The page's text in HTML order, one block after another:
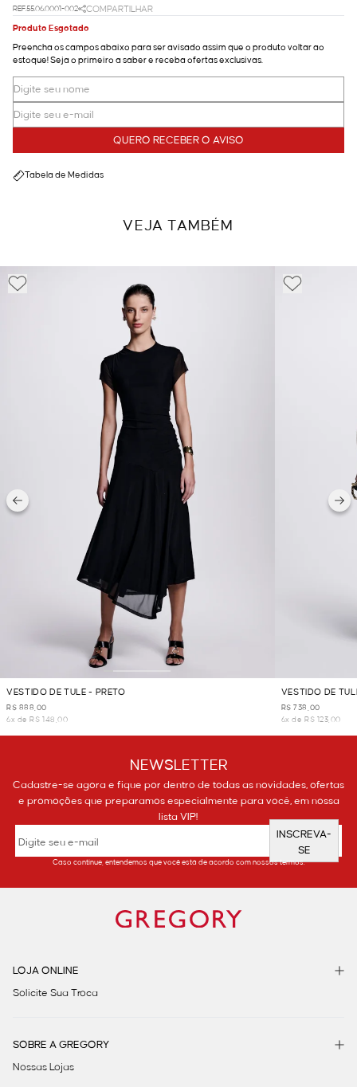
REF.55.06.0001-002
COMPARTILHAR
Produto Esgotado
Preencha os campos abaixo para ser avisado assim que o produto voltar ao
estoque! Seja o primeiro a saber e receba ofertas exclusivas.
QUERO RECEBER O AVISO
Tabela de Medidas
VEJA TAMBÉM
VESTIDO DE TULE - PRETO
R$ 888,00
6x de R$ 148,00
VESTIDO DE
R$ 738,00
6x de R$ 123,00
NEWSLETTER
Cadastre-se agora e fique por dentro de todas as novidades, ofertas
e promoções que preparamos especialmente para você, em nossa
lista VIP!
INSCREVA-
SE
Caso continue, entendemos que você está de acordo com nossos termos.
LOJA ONLINE
Solicite Sua Troca
SOBRE A GREGORY
Nossas Lojas